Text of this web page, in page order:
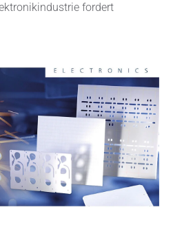
fordert